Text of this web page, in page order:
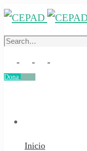
Search
Dona
Inicio